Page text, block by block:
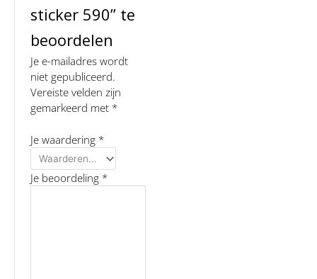
sticker 590” te
beoordelen
Je e-mailadres wordt
niet gepubliceerd.
Vereiste velden zijn
gemarkeerd met *
Je waardering *
Je beoordeling *